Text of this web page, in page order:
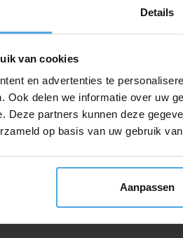
Details
van cookies
en advertenties te
Ook delen we informatie over uw
Deze partners kunnen deze
op basis van uw gebruik
Aanpassen
en ramen die naar buiten gaan
garages en kelders kunnen
en ramen dienen open te
verdiepingen dienen maximaal
en ketels dienen gevuld te worden.
elektrisch is, dient deze uitgezet te
gesproken ook openstaan,
Denk hierbij aan een Type C